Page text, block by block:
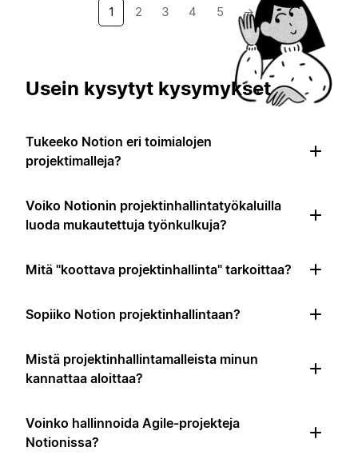
1 2 3 4 5 →
Usein kysytyt kysymykset
Tukeeko Notion eri toimialojen
projektimalleja?
Voiko Notionin projektinhallintatyökaluilla
luoda mukautettuja työnkulkuja?
Mitä "koottava projektinhallinta" tarkoittaa?
Sopiiko Notion projektinhallintaan?
Mistä projektinhallintamalleista minun
kannattaa aloittaa?
Voinko hallinnoida Agile-projekteja
Notionissa?